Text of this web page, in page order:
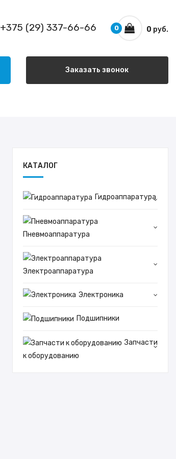
+375 (29) 337-66-66 0 руб.
0
Заказать звонок
КАТАЛОГ
Гидроаппаратура
Пневмоаппаратура
Электроаппаратура
Электроника
Подшипники
Запчасти
к оборудованию